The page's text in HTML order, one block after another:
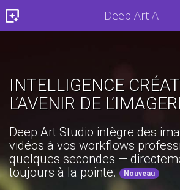
Deep Art AI
INTELLIGENCE
L’AVENIR DE
Deep Art Studio intègre des
vidéos à vos workflows
quelques secondes —
toujours à la pointe.
Nouveau